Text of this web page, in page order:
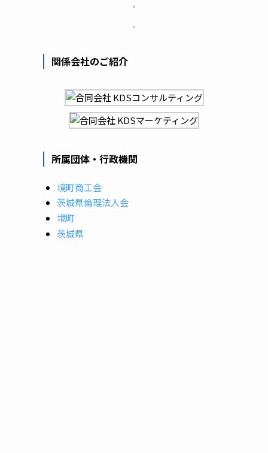
関係会社のご紹介
所属団体・行政機関
境町商工会
茨城県倫理法人会
境町
茨城県